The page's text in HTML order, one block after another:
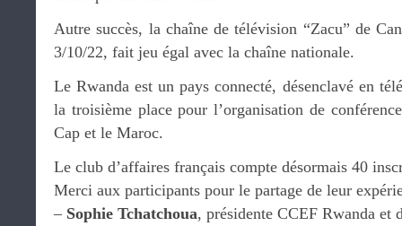
Autre succès, la chaîne de télévision “Zacu” de
3/10/22, fait jeu égal avec la chaîne nationale.
Le Rwanda est un pays connecté, désenclavé en
la troisième place pour l’organisation de
Cap et le Maroc.
Le club d’affaires français compte désormais 40
Merci aux participants pour le partage de leur
– Sophie Tchatchoua, présidente CCEF Rwanda et